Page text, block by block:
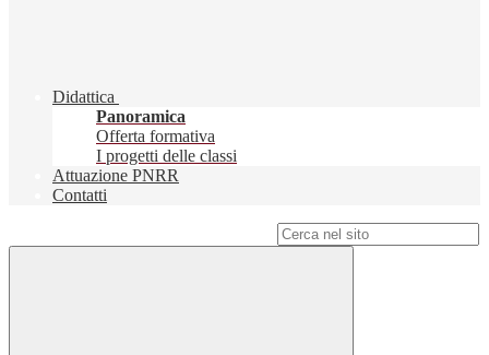
Didattica
Panoramica
Offerta formativa
I progetti delle classi
Attuazione PNRR
Contatti